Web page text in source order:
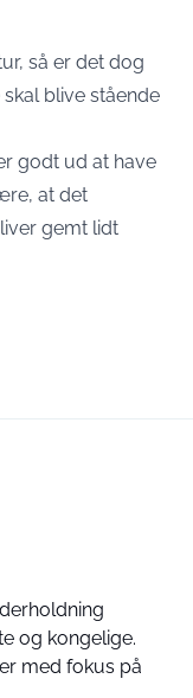
så er det dog
blive stående
godt ud at have
at det
gemt lidt
og kongelige.
med fokus på